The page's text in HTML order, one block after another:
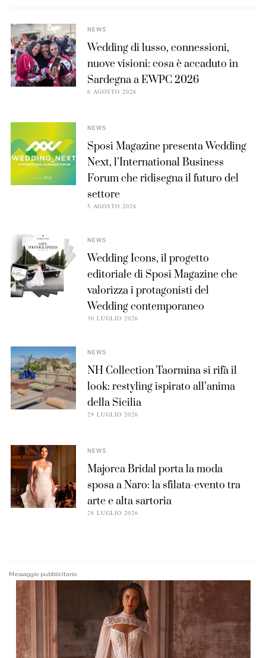
NEWS
Wedding di lusso, connessioni,
nuove visioni: cosa è accaduto in
Sardegna a EWPC 2026
6 AGOSTO 2026
NEWS
Sposi Magazine presenta Wedding
Next, l’International Business
Forum che ridisegna il futuro del
settore
5 AGOSTO 2026
NEWS
Wedding Icons, il progetto
editoriale di Sposi Magazine che
valorizza i protagonisti del
Wedding contemporaneo
30 LUGLIO 2026
NEWS
NH Collection Taormina si rifà il
look: restyling ispirato all’anima
della Sicilia
29 LUGLIO 2026
NEWS
Majorca Bridal porta la moda
sposa a Naro: la sfilata-evento tra
arte e alta sartoria
28 LUGLIO 2026
Messaggio pubblicitario